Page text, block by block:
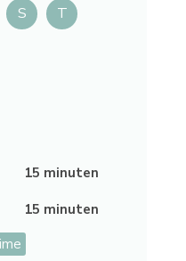
S T
15 minuten
15 minuten